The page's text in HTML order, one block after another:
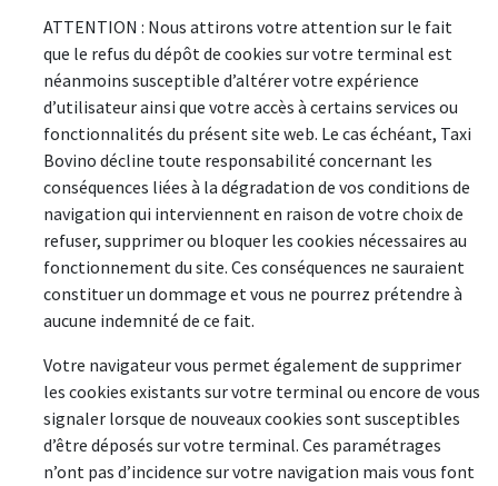
ATTENTION : Nous attirons votre attention sur le fait
que le refus du dépôt de cookies sur votre terminal est
néanmoins susceptible d’altérer votre expérience
d’utilisateur ainsi que votre accès à certains services ou
fonctionnalités du présent site web. Le cas échéant, Taxi
Bovino décline toute responsabilité concernant les
conséquences liées à la dégradation de vos conditions de
navigation qui interviennent en raison de votre choix de
refuser, supprimer ou bloquer les cookies nécessaires au
fonctionnement du site. Ces conséquences ne sauraient
constituer un dommage et vous ne pourrez prétendre à
aucune indemnité de ce fait.
Votre navigateur vous permet également de supprimer
les cookies existants sur votre terminal ou encore de vous
signaler lorsque de nouveaux cookies sont susceptibles
d’être déposés sur votre terminal. Ces paramétrages
n’ont pas d’incidence sur votre navigation mais vous font